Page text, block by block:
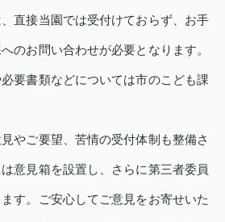
直接当園では受付けておらず、お手
のお問い合わせが必要となります。
要書類などについては市のこども課
やご要望、苦情の受付体制も整備さ
意見箱を設置し、さらに第三者委員
す。ご安心してご意見をお寄せいた